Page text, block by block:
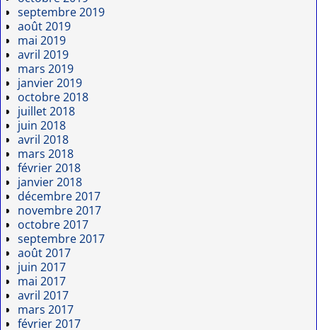
septembre 2019
août 2019
mai 2019
avril 2019
mars 2019
janvier 2019
octobre 2018
juillet 2018
juin 2018
avril 2018
mars 2018
février 2018
janvier 2018
décembre 2017
novembre 2017
octobre 2017
septembre 2017
août 2017
juin 2017
mai 2017
avril 2017
mars 2017
février 2017